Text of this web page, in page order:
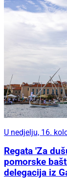
U nedjelju, 16.
Regata 'Za
pomorske
delegacija iz